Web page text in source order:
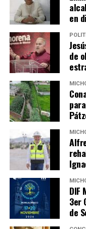
ó 15 años en el
vamos a tolerar”.
–Eruviel Ávila
Movimiento
muebles y cuyos
humana y
–El Gobernador de
cuentan ya con
profesores
Trabajadores de la
delitos graves,
fianza.
Sin embargo, el
más maestros hay,
en
de
DIF
3er
de